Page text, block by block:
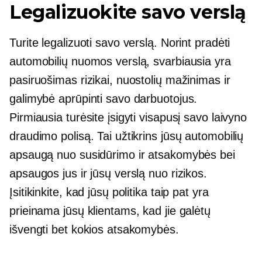
Legalizuokite savo verslą
Turite legalizuoti savo verslą. Norint pradėti
automobilių nuomos verslą, svarbiausia yra
pasiruošimas rizikai, nuostolių mažinimas ir
galimybė aprūpinti savo darbuotojus.
Pirmiausia turėsite įsigyti visapusį savo laivyno
draudimo polisą. Tai užtikrins jūsų automobilių
apsaugą nuo susidūrimo ir atsakomybės bei
apsaugos jus ir jūsų verslą nuo rizikos.
Įsitikinkite, kad jūsų politika taip pat yra
prieinama jūsų klientams, kad jie galėtų
išvengti bet kokios atsakomybės.